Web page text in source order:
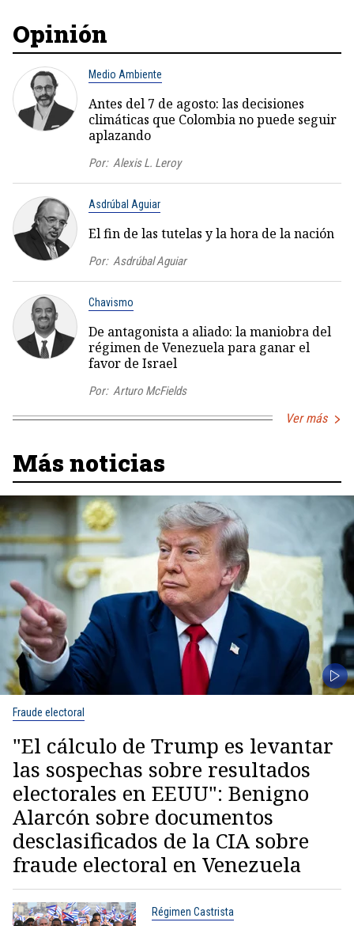
Opinión
Medio Ambiente
Antes del 7 de agosto: las decisiones
climáticas que Colombia no puede seguir
aplazando
Por: Alexis L. Leroy
Asdrúbal Aguiar
El fin de las tutelas y la hora de la nación
Por: Asdrúbal Aguiar
Chavismo
De antagonista a aliado: la maniobra del
régimen de Venezuela para ganar el
favor de Israel
Por: Arturo McFields
Ver más
Más noticias
Fraude electoral
"El cálculo de Trump es levantar
las sospechas sobre resultados
electorales en EEUU": Benigno
Alarcón sobre documentos
desclasificados de la CIA sobre
fraude electoral en Venezuela
Régimen Castrista